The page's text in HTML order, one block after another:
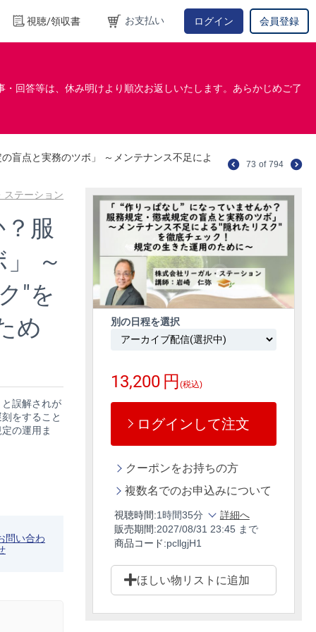
視聴/領収書 お支払い ログイン 会員登録
回答等は、休み明けより順次お返しいたします。あらかじめご了
盲点と実務のツボ」 ～メンテナンス不足によ
73 of 794
ステーション
服
～
"を
め
誤解されが
をすること
の運用ま
別の日程を選択
13,200 円(税込)
ログインして注文
クーポンをお持ちの方
複数名でのお申込みについて
視聴時間:1時間35分
詳細へ
販売期間:2027/08/31 23:45 まで
商品コード:pcllgjH1
ほしい物リストに追加
問い合わ